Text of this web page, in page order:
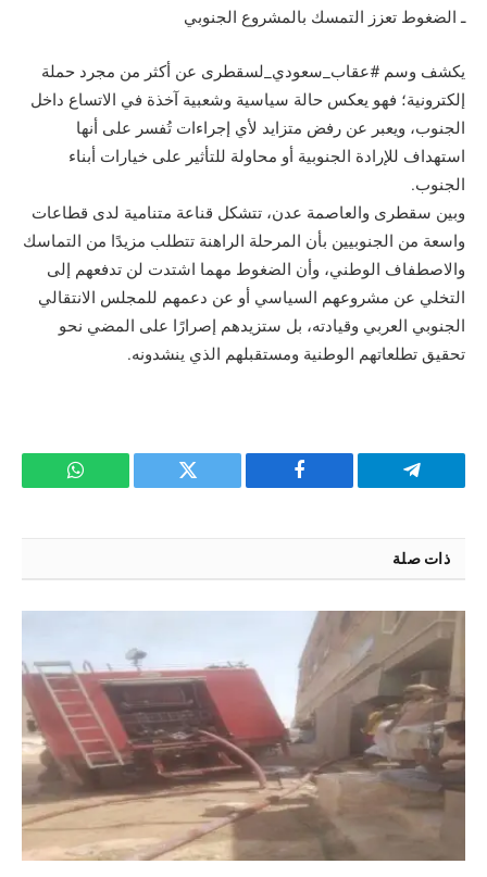
ـ الضغوط تعزز التمسك بالمشروع الجنوبي
يكشف وسم #عقاب_سعودي_لسقطرى عن أكثر من مجرد حملة
إلكترونية؛ فهو يعكس حالة سياسية وشعبية آخذة في الاتساع داخل
الجنوب، ويعبر عن رفض متزايد لأي إجراءات تُفسر على أنها
استهداف للإرادة الجنوبية أو محاولة للتأثير على خيارات أبناء
الجنوب.
وبين سقطرى والعاصمة عدن، تتشكل قناعة متنامية لدى قطاعات
واسعة من الجنوبيين بأن المرحلة الراهنة تتطلب مزيدًا من التماسك
والاصطفاف الوطني، وأن الضغوط مهما اشتدت لن تدفعهم إلى
التخلي عن مشروعهم السياسي أو عن دعمهم للمجلس الانتقالي
الجنوبي العربي وقيادته، بل ستزيدهم إصرارًا على المضي نحو
تحقيق تطلعاتهم الوطنية ومستقبلهم الذي ينشدونه.
تيلقرام فيسبوك تويتر واتساب
ذات صلة